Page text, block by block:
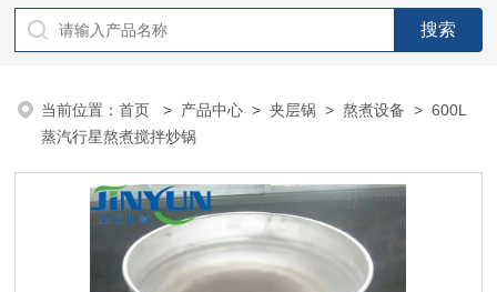
干机
当前位置：首页 > 产品中心 >夹层锅 >熬煮设备 > 600L
蒸汽行星熬煮搅拌炒锅